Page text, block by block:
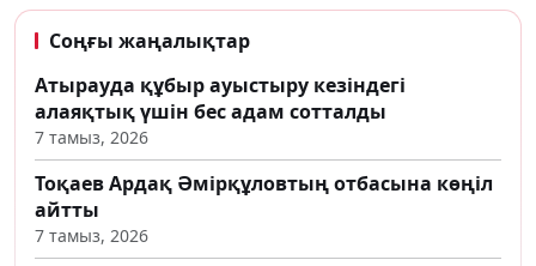
Соңғы жаңалықтар
Атырауда құбыр ауыстыру кезіндегі
алаяқтық үшін бес адам сотталды
7 тамыз, 2026
Тоқаев Ардақ Әмірқұловтың отбасына көңіл
айтты
7 тамыз, 2026